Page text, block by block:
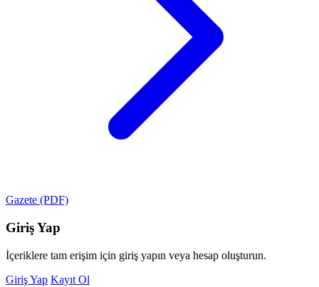
Gazete (PDF)
Giriş Yap
İçeriklere tam erişim için giriş yapın veya hesap oluşturun.
Giriş Yap Kayıt Ol